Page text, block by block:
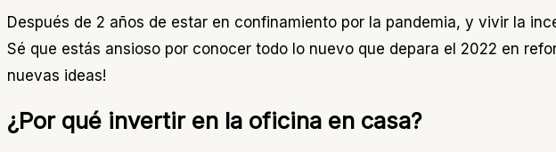
Después de 2 años de estar en confinamiento por la pandemia, y vivir la
Sé que estás ansioso por conocer todo lo nuevo que depara el 2022 en
nuevas ideas!
¿Por qué invertir en la oficina en casa?